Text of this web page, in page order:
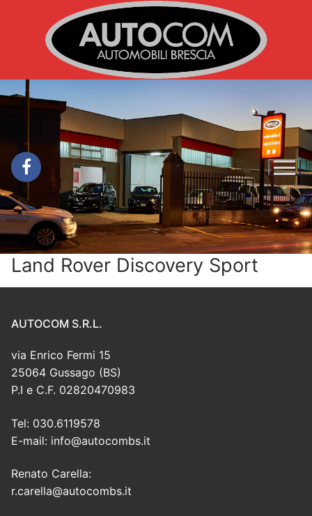
contenuto
Land Rover Discovery Sport
AUTOCOM S.R.L.
via Enrico Fermi 15
25064 Gussago (BS)
P.I e C.F. 02820470983
Tel: 030.6119578
E-mail: info@autocombs.it
Renato Carella:
r.carella@autocombs.it